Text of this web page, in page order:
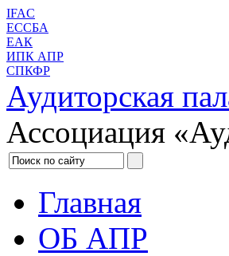
IFAC
ЕССБА
ЕАК
ИПК АПР
СПКФР
Аудиторская
Ассоциация
Главная
ОБ АПР